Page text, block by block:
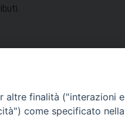
altre finalità ("interazioni e
come specificato nella